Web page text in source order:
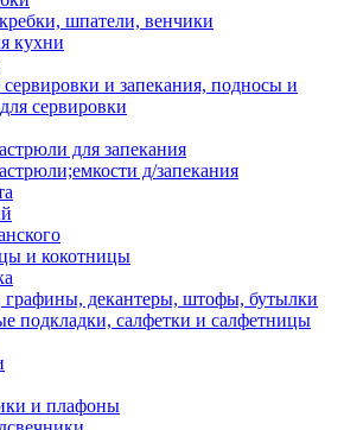
шпатели, венчики
кухни
и запекания, подносы и
сервировки
для запекания
д/запекания
и кокотницы
декантеры, штофы, бутылки
подкладки, салфетки и салфетницы
и плафоны